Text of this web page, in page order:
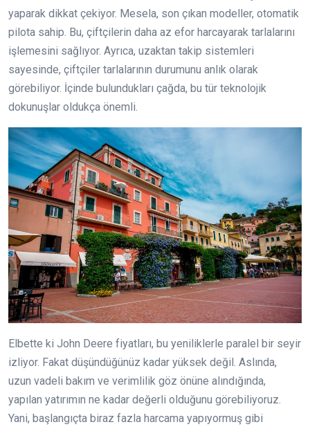
yaparak dikkat çekiyor. Mesela, son çıkan modeller, otomatik
pilota sahip. Bu, çiftçilerin daha az efor harcayarak tarlalarını
işlemesini sağlıyor. Ayrıca, uzaktan takip sistemleri
sayesinde, çiftçiler tarlalarının durumunu anlık olarak
görebiliyor. İçinde bulundukları çağda, bu tür teknolojik
dokunuşlar oldukça önemli.
Elbette ki John Deere fiyatları, bu yeniliklerle paralel bir seyir
izliyor. Fakat düşündüğünüz kadar yüksek değil. Aslında,
uzun vadeli bakım ve verimlilik göz önüne alındığında,
yapılan yatırımın ne kadar değerli olduğunu görebiliyoruz.
Yani, başlangıçta biraz fazla harcama yapıyormuş gibi